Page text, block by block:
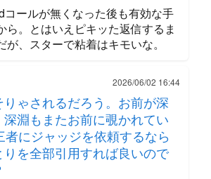
コールが無くなった後も有効な手
ら。とはいえピキッた返信するま
が、スターで粘着はキモいな。
2026/06/02 16:44
ゃされるだろう。お前が深
淵もまたお前に覗かれてい
者にジャッジを依頼するなら
を全部引用すれば良いので